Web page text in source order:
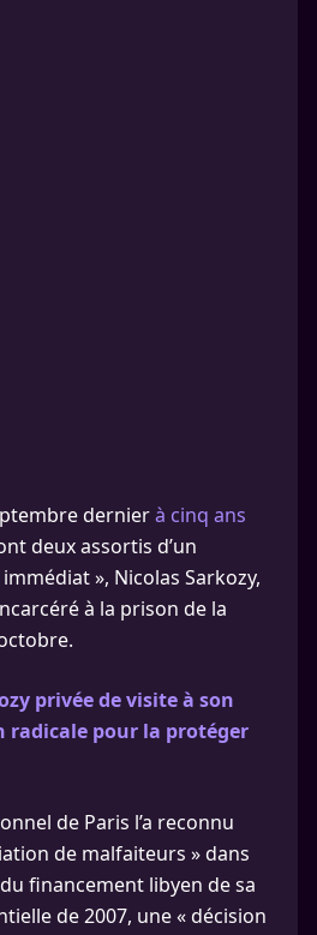
dernierà cinq ans
deux assortis d’un
», Nicolas Sarkozy,
à la prison de la
privée de visite à son
radicale pour la protéger
de Paris l’a reconnu
de malfaiteurs » dans
financement libyen de sa
de 2007, une « décision